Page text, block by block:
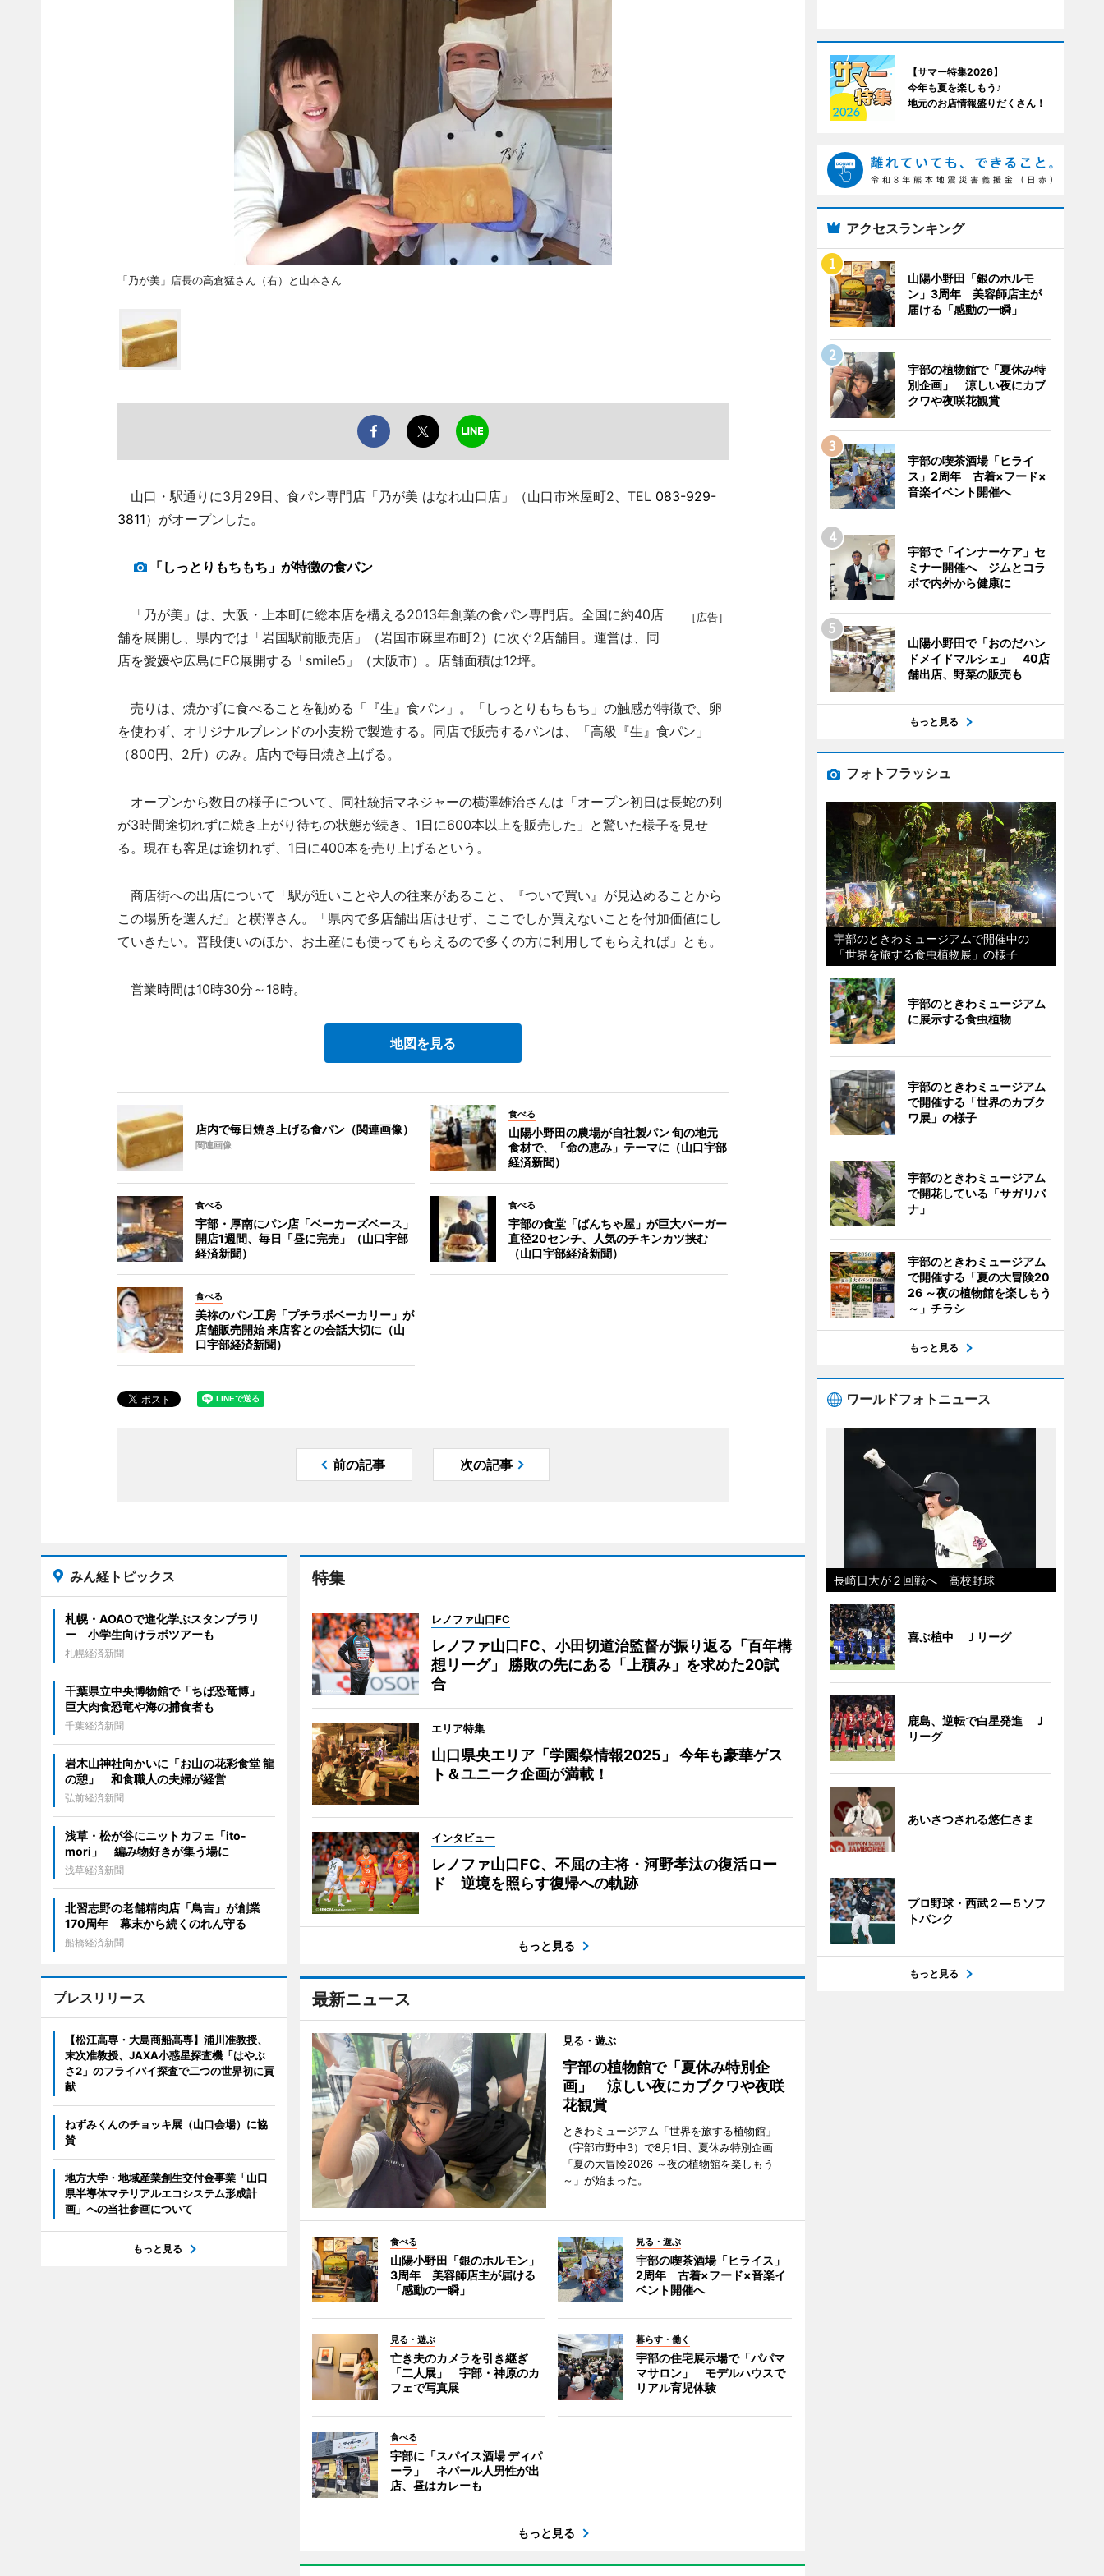
「乃が美」店長の高倉猛さん（右）と山本さん
山口・駅通りに3月29日、食パン専門店「乃が美 はなれ山口店」（山口市米屋町2、TEL 083-929-
3811）がオープンした。
「しっとりもちもち」が特徴の食パン
［広告］
「乃が美」は、大阪・上本町に総本店を構える2013年創業の食パン専門店。全国に約40店
舗を展開し、県内では「岩国駅前販売店」（岩国市麻里布町2）に次ぐ2店舗目。運営は、同
店を愛媛や広島にFC展開する「smile5」（大阪市）。店舗面積は12坪。
売りは、焼かずに食べることを勧める「『生』食パン」。「しっとりもちもち」の触感が特徴で、卵
を使わず、オリジナルブレンドの小麦粉で製造する。同店で販売するパンは、「高級『生』食パン」
（800円、2斤）のみ。店内で毎日焼き上げる。
オープンから数日の様子について、同社統括マネジャーの横澤雄治さんは「オープン初日は長蛇の列
が3時間途切れずに焼き上がり待ちの状態が続き、1日に600本以上を販売した」と驚いた様子を見せ
る。現在も客足は途切れず、1日に400本を売り上げるという。
商店街への出店について「駅が近いことや人の往来があること、『ついで買い』が見込めることから
この場所を選んだ」と横澤さん。「県内で多店舗出店はせず、ここでしか買えないことを付加価値にし
ていきたい。普段使いのほか、お土産にも使ってもらえるので多くの方に利用してもらえれば」とも。
営業時間は10時30分～18時。
地図を見る
店内で毎日焼き上げる食パン（関連画像）
関連画像
食べる
山陽小野田の農場が自社製パン 旬の地元
食材で、「命の恵み」テーマに（山口宇部
経済新聞）
食べる
宇部・厚南にパン店「ベーカーズベース」
開店1週間、毎日「昼に完売」（山口宇部
経済新聞）
食べる
宇部の食堂「ばんちゃ屋」が巨大バーガー
直径20センチ、人気のチキンカツ挟む
（山口宇部経済新聞）
食べる
美祢のパン工房「プチラボベーカリー」が
店舗販売開始 来店客との会話大切に（山
口宇部経済新聞）
前の記事 次の記事
特集
レノファ山口FC
レノファ山口FC、小田切道治監督が振り返る「百年構
想リーグ」 勝敗の先にある「上積み」を求めた20試
合
エリア特集
山口県央エリア「学園祭情報2025」 今年も豪華ゲス
ト＆ユニーク企画が満載！
インタビュー
レノファ山口FC、不屈の主将・河野孝汰の復活ロー
ド 逆境を照らす復帰への軌跡
もっと見る
最新ニュース
見る・遊ぶ
宇部の植物館で「夏休み特別企
画」 涼しい夜にカブクワや夜咲
花観賞
ときわミュージアム「世界を旅する植物館」
（宇部市野中3）で8月1日、夏休み特別企画
「夏の大冒険2026 ～夜の植物館を楽しもう
～」が始まった。
食べる
山陽小野田「銀のホルモン」
3周年 美容師店主が届ける
「感動の一瞬」
見る・遊ぶ
宇部の喫茶酒場「ヒライス」
2周年 古着×フード×音楽イ
ベント開催へ
見る・遊ぶ
亡き夫のカメラを引き継ぎ
「二人展」 宇部・神原のカ
フェで写真展
暮らす・働く
宇部の住宅展示場で「パパマ
マサロン」 モデルハウスで
リアル育児体験
食べる
宇部に「スパイス酒場 ディパ
ーラ」 ネパール人男性が出
店、昼はカレーも
もっと見る
みん経トピックス
札幌・AOAOで進化学ぶスタンプラリ
ー 小学生向けラボツアーも
札幌経済新聞
千葉県立中央博物館で「ちば恐竜博」
巨大肉食恐竜や海の捕食者も
千葉経済新聞
岩木山神社向かいに「お山の花彩食堂 龍
の憩」 和食職人の夫婦が経営
弘前経済新聞
浅草・松が谷にニットカフェ「ito-
mori」 編み物好きが集う場に
浅草経済新聞
北習志野の老舗精肉店「鳥吉」が創業
170周年 幕末から続くのれん守る
船橋経済新聞
プレスリリース
【松江高専・大島商船高専】浦川准教授、
末次准教授、JAXA小惑星探査機「はやぶ
さ2」のフライバイ探査で二つの世界初に貢
献
ねずみくんのチョッキ展（山口会場）に協
賛
地方大学・地域産業創生交付金事業「山口
県半導体マテリアルエコシステム形成計
画」への当社参画について
もっと見る
【サマー特集2026】
今年も夏を楽しもう♪
地元のお店情報盛りだくさん！
アクセスランキング
山陽小野田「銀のホルモ
ン」3周年 美容師店主が
届ける「感動の一瞬」
宇部の植物館で「夏休み特
別企画」 涼しい夜にカブ
クワや夜咲花観賞
宇部の喫茶酒場「ヒライ
ス」2周年 古着×フード×
音楽イベント開催へ
宇部で「インナーケア」セ
ミナー開催へ ジムとコラ
ボで内外から健康に
山陽小野田で「おのだハン
ドメイドマルシェ」 40店
舗出店、野菜の販売も
もっと見る
フォトフラッシュ
宇部のときわミュージアムで開催中の
「世界を旅する食虫植物展」の様子
宇部のときわミュージアム
に展示する食虫植物
宇部のときわミュージアム
で開催する「世界のカブク
ワ展」の様子
宇部のときわミュージアム
で開花している「サガリバ
ナ」
宇部のときわミュージアム
で開催する「夏の大冒険20
26 ～夜の植物館を楽しもう
～」チラシ
もっと見る
ワールドフォトニュース
長崎日大が２回戦へ 高校野球
喜ぶ植中 Ｊリーグ
鹿島、逆転で白星発進 Ｊ
リーグ
あいさつされる悠仁さま
プロ野球・西武２―５ソフ
トバンク
もっと見る